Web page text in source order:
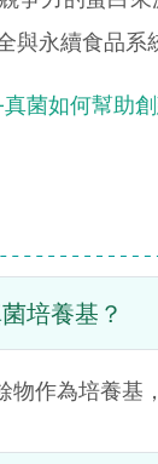
與永續食品系
真菌如何幫助
培養基？
作為培養基